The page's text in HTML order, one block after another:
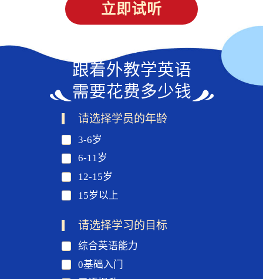
立即试听
跟着外教学英语
需要花费多少钱
请选择学员的年龄
3-6岁
6-11岁
12-15岁
15岁以上
请选择学习的目标
综合英语能力
0基础入门